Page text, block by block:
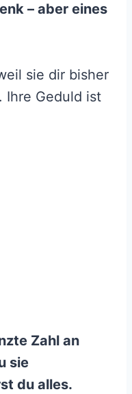
– aber eines
sie dir bisher
Ihre Geduld ist
Zahl an
sie
du alles.